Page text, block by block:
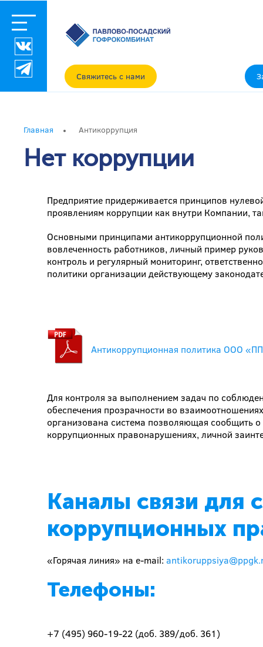
Свяжитесь с нами
Главная Антикоррупция
Нет коррупции
Предприятие придерживается принципов
проявлениям коррупции как внутри Компании,
Основными принципами антикоррупционной
вовлеченность работников, личный пример
контроль и регулярный мониторинг,
политики организации действующему
Антикоррупционная политика ООО
Для контроля за выполнением задач по
обеспечения прозрачности во
организована система позволяющая сообщить
коррупционных правонарушениях, личной
Каналы связи для
коррупционных
«Горячая линия» на e-mail:
Телефоны:
+7 (495) 960-19-22 (доб. 389/доб. 361)